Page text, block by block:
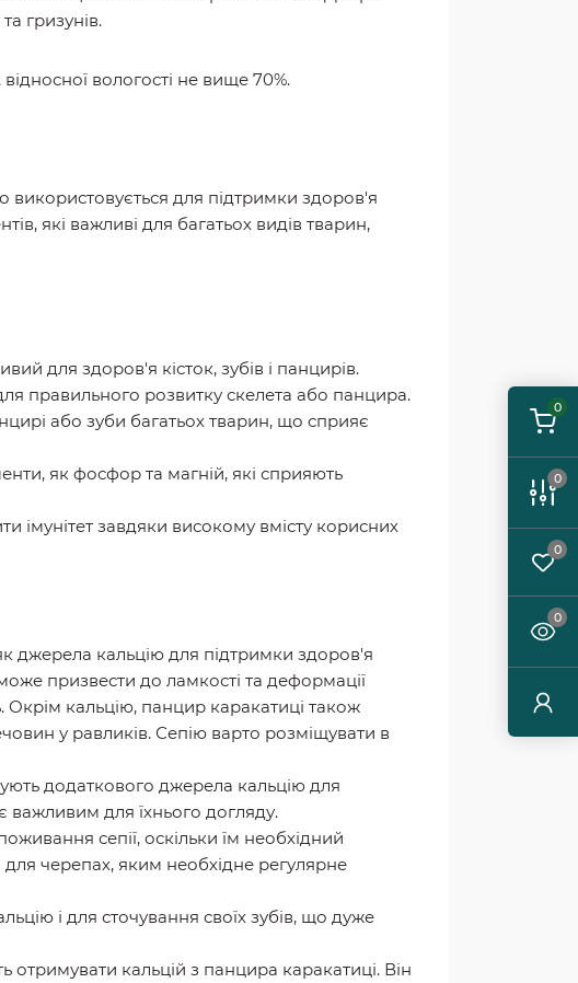
0
0
0
0
гризунів.
вологості не вище 70%.
для підтримки здоров'я
які важливі для багатьох видів тварин,
для здоров'я кісток, зубів і панцирів.
правильного розвитку скелета або панцира.
або зуби багатьох тварин, що сприяє
як фосфор та магній, які сприяють
імунітет завдяки високому вмісту корисних
джерела кальцію для підтримки здоров'я
призвести до ламкості та деформації
кальцію, панцир каракатиці також
у равликів. Сепію варто розміщувати в
додаткового джерела кальцію для
важливим для їхнього догляду.
сепії, оскільки їм необхідний
черепах, яким необхідне регулярне
і для сточування своїх зубів, що дуже
кальцій з панцира каракатиці. Він